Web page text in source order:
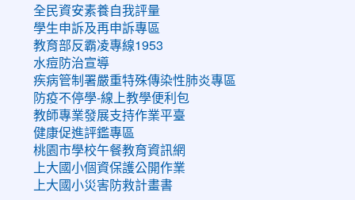
全民資安素養自我評量
學生申訴及再申訴專區
教育部反霸凌專線1953
水痘防治宣導
疾病管制署嚴重特殊傳染性肺炎專區
防疫不停學-線上教學便利包
教師專業發展支持作業平臺
健康促進評鑑專區
桃園市學校午餐教育資訊網
上大國小個資保護公開作業
上大國小災害防救計畫書